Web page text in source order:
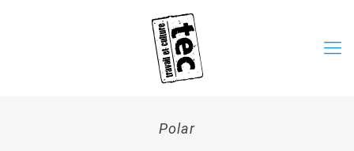
Polar